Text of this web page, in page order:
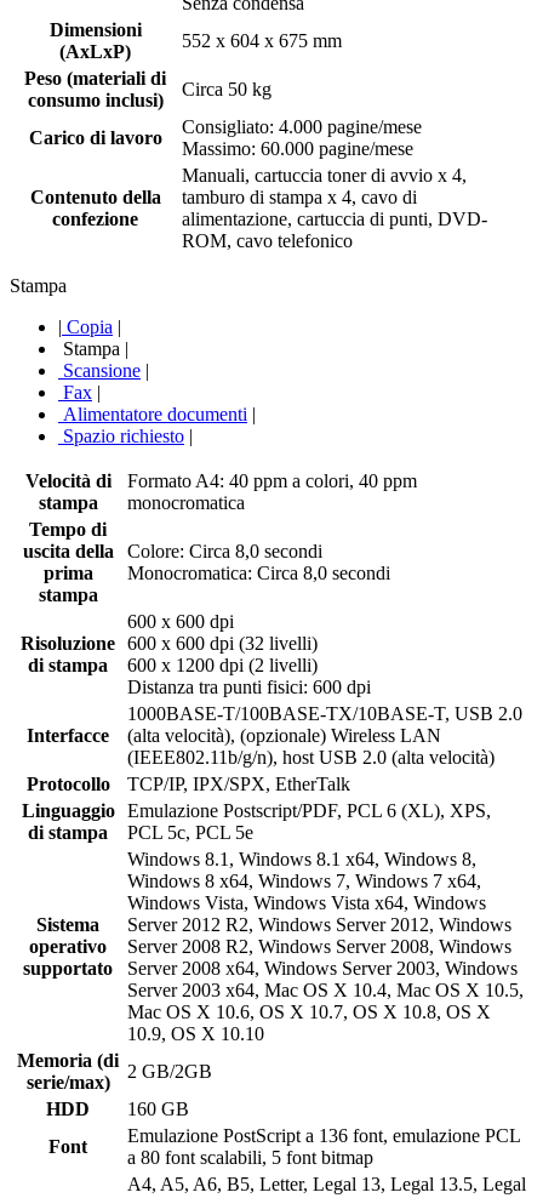
Dimensioni
(AxLxP)
552 x 604 x 675 mm
Peso (materiali di
consumo inclusi)
Circa 50 kg
Carico di lavoro
Consigliato: 4.000 pagine/mese
Massimo: 60.000 pagine/mese
Contenuto della
confezione
Manuali, cartuccia toner di avvio x 4,
tamburo di stampa x 4, cavo di
alimentazione, cartuccia di punti, DVD-
ROM, cavo telefonico
Stampa
| Copia |
Stampa |
Scansione |
Fax |
Alimentatore documenti |
Spazio richiesto |
Velocità di
stampa
Formato A4: 40 ppm a colori, 40 ppm
monocromatica
Tempo di
uscita della
prima
stampa
Colore: Circa 8,0 secondi
Monocromatica: Circa 8,0 secondi
Risoluzione
di stampa
600 x 600 dpi
600 x 600 dpi (32 livelli)
600 x 1200 dpi (2 livelli)
Distanza tra punti fisici: 600 dpi
Interfacce
1000BASE-T/100BASE-TX/10BASE-T, USB 2.0
(alta velocità), (opzionale) Wireless LAN
(IEEE802.11b/g/n), host USB 2.0 (alta velocità)
Protocollo
TCP/IP, IPX/SPX, EtherTalk
Linguaggio
di stampa
Emulazione Postscript/PDF, PCL 6 (XL), XPS,
PCL 5c, PCL 5e
Sistema
operativo
supportato
Windows 8.1, Windows 8.1 x64, Windows 8,
Windows 8 x64, Windows 7, Windows 7 x64,
Windows Vista, Windows Vista x64, Windows
Server 2012 R2, Windows Server 2012, Windows
Server 2008 R2, Windows Server 2008, Windows
Server 2008 x64, Windows Server 2003, Windows
Server 2003 x64, Mac OS X 10.4, Mac OS X 10.5,
Mac OS X 10.6, OS X 10.7, OS X 10.8, OS X
10.9, OS X 10.10
Memoria (di
serie/max)
2 GB/2GB
HDD
160 GB
Font
Emulazione PostScript a 136 font, emulazione PCL
a 80 font scalabili, 5 font bitmap
A4, A5, A6, B5, Letter, Legal 13, Legal 13.5, Legal